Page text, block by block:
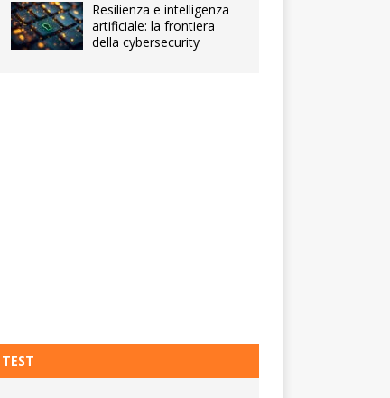
Resilienza e intelligenza
artificiale: la frontiera
della cybersecurity
TEST